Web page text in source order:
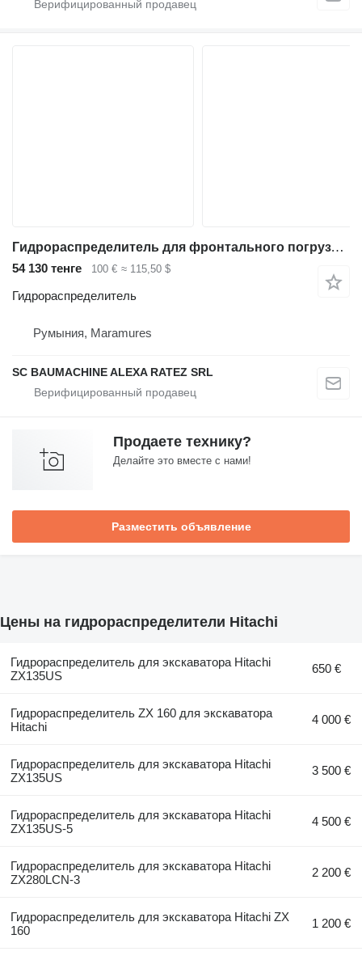
Гидрораспределитель для фронтального погрузчика Hitachi ZW180
54 130 тенге 100 € ≈ 115,50 $
Гидрораспределитель
Румыния, Maramures
SC BAUMACHINE ALEXA RATEZ SRL
Продаете технику?
Делайте это вместе с нами!
Разместить объявление
Цены на гидрораспределители Hitachi
Гидрораспределитель для экскаватора Hitachi
ZX135US
650 €
Гидрораспределитель ZX 160 для экскаватора
Hitachi
4 000 €
Гидрораспределитель для экскаватора Hitachi
ZX135US
3 500 €
Гидрораспределитель для экскаватора Hitachi
ZX135US-5
4 500 €
Гидрораспределитель для экскаватора Hitachi
ZX280LCN-3
2 200 €
Гидрораспределитель для экскаватора Hitachi ZX
160
1 200 €